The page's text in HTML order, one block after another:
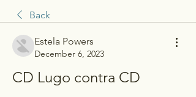
Back
Estela Powers
December 6, 2023
CD Lugo contra CD